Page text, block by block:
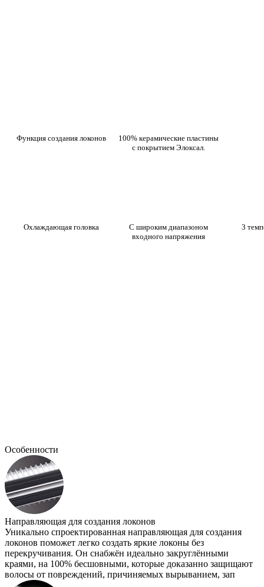
Функция создания локонов
100% керамические пластины
с покрытием Элоксал.
Охлаждающая головка
С широким диапазоном
входного напряжения
3
Особенности
Направляющая для создания локонов
Уникально спроектированная направляющая для создания
локонов поможет легко создать яркие локоны без
перекручивания. Он снабжён идеально закруглёнными
краями, на 100% бесшовными, которые доказанно защищают
волосы от повреждений, причиняемых вырыванием, зап